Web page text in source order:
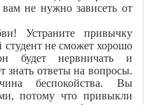
не нужно зависеть от
привычку
не сможет хорошо
будет нервничать и
знать ответы на вопросы.
беспокойства. Вы
потому что привыкли